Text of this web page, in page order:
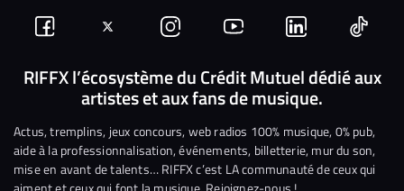
Suivez-
nous
Facebook
Suivez-
nous
sur
Twitter
Nous
rejoindre
sur
Instagram
Nous
rejoindre
sur
YouTube
Nous
rejoindre
sur
Linkedin
Nous
RIFFX l’écosystème du Crédit Mutuel dédié aux
artistes et aux fans de musique.
Actus, tremplins, jeux concours, web radios 100% musique, 0% pub,
aide à la professionnalisation, événements, billetterie, mur du son,
mise en avant de talents… RIFFX c’est LA communauté de ceux qui